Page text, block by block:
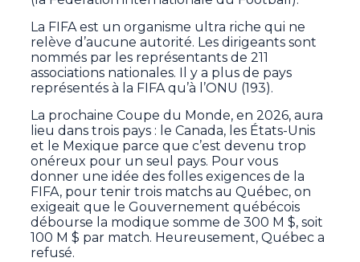
La FIFA est un organisme ultra riche qui ne
relève d’aucune autorité. Les dirigeants sont
nommés par les représentants de 211
associations nationales. Il y a plus de pays
représentés à la FIFA qu’à l’ONU (193).
La prochaine Coupe du Monde, en 2026, aura
lieu dans trois pays : le Canada, les États-Unis
et le Mexique parce que c’est devenu trop
onéreux pour un seul pays. Pour vous
donner une idée des folles exigences de la
FIFA, pour tenir trois matchs au Québec, on
exigeait que le Gouvernement québécois
débourse la modique somme de 300 M $, soit
100 M $ par match. Heureusement, Québec a
refusé.